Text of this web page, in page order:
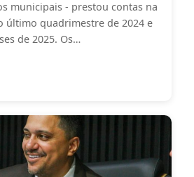
municipais - prestou contas na
último quadrimestre de 2024 e
de 2025. Os…
apresenta balanço